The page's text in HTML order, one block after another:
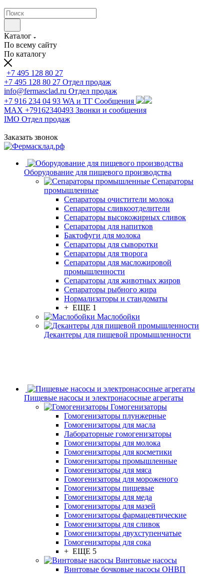
Каталог
По всему сайту
По каталогу
+7 495 128 80 27
+7 495 128 80 27 Отдел продаж
info@fermasclad.ru Отдел продаж
+7 916 234 04 93 WA и ТГ Сообщения
MAX +79162340493 Звонки и сообщения
IMO Отдел продаж
Заказать звонок
Оборудование для пищевого производства
Сепараторы
промышленные
Сепараторы очистители молока
Сепараторы сливкоотделители
Сепараторы высокожирных сливок
Сепараторы для напитков
Бактофуги для молока
Сепараторы для сыворотки
Сепараторы для творога
Сепараторы для масложировой
промышленности
Сепараторы для животных жиров
Сепараторы рыбного жира
Нормализаторы и стандоматы
+ ЕЩЕ 1
Маслобойки
Декантеры для пищевой промышленности
Пищевые насосы и электронасосные агрегаты
Гомогенизаторы
Гомогенизаторы плунжерные
Гомогенизаторы для масла
Лабораторные гомогенизаторы
Гомогенизаторы для молока
Гомогенизаторы для косметики
Гомогенизаторы промышленные
Гомогенизаторы для мяса
Гомогенизаторы для мороженого
Гомогенизаторы пищевые
Гомогенизаторы для меда
Гомогенизаторы для мазей
Гомогенизаторы фармацевтические
Гомогенизаторы для сливок
Гомогенизаторы двухступенчатые
Гомогенизаторы для сока
+ ЕЩЕ 5
Винтовые насосы
Винтовые бочковые насосы ОНВП